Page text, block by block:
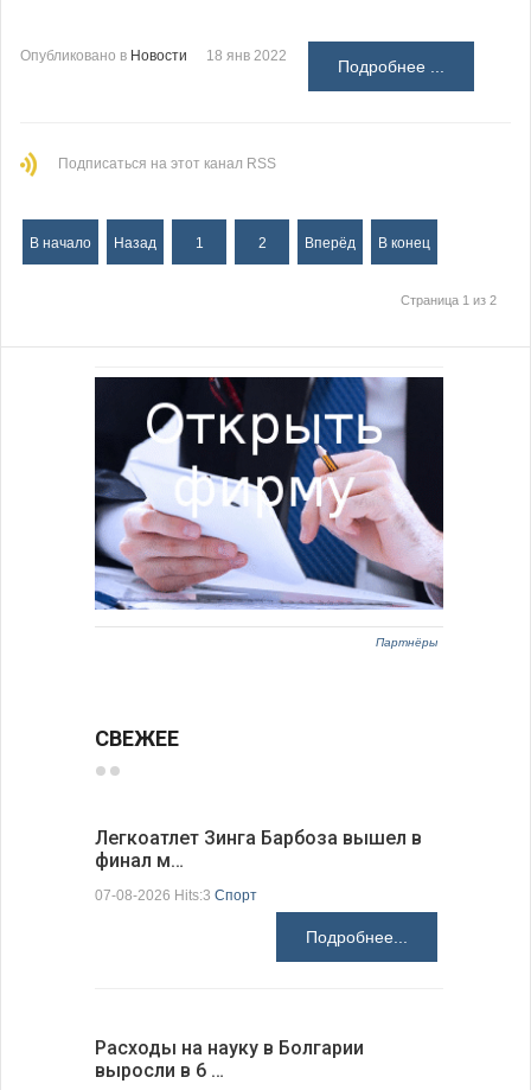
Опубликовано в Новости 18 янв 2022
Подробнее ...
Подписаться на этот канал RSS
В начало Назад 1 2 Вперёд В конец
Страница 1 из 2
Партнёры
СВЕЖЕЕ
Легкоатлет Зинга Барбоза вышел в
финал м…
07-08-2026 Hits:3 Спорт
Подробнее...
Расходы на науку в Болгарии
выросли в 6 …